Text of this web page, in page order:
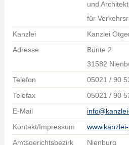
und
für
Kanzlei
Kanzlei
Adresse
Bünte 2
31582
Telefon
05021 / 90
Telefax
05021 / 90
E-Mail
Kontakt/Impressum
Amtsgerichtsbezirk
Nienburg